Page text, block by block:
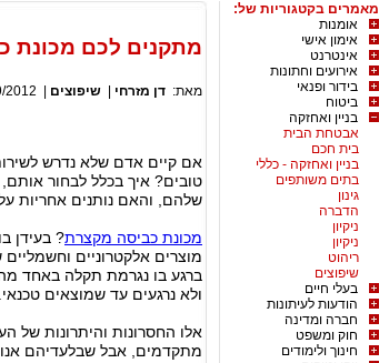
מאמרים בקטגוריות של:
אומנות
אימון אישי
אינטרנט
אירועים וחתונות
בידור ופנאי
ביטוח
בניין ואחזקה
אבטחת הבית
בית חכם
בניין ואחזקה - כללי
בתים משותפים
גינון
הדברה
ניקיון
ניקיון
ריהוט
שיפוצים
בעלי חיים
הודעות לעיתונות
חברה ומדינה
חוק ומשפט
חינוך ולימודים
מתקנים לכם מכונת
מאת: דן מזרחי שיפוצים 2012
אם קיים אדם שלא נדרש
טובים? איך בכלל לבחור
שלהם, והאם נותנים אחריות
מכונת כביסה מקצרת? בעידן
מוצרים אלקטרוניים
ברגע בו נגרמת תקלה באחד
ולא נרגעים עד שמוצאים טכנאי.
אלו החסרונות והיתרונות של
מתקדמים, אבל שבלעדיהם אנו